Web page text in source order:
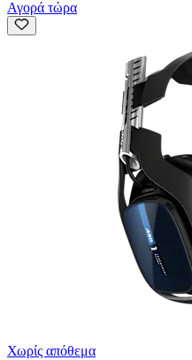
Αγορά τώρα
Χωρίς απόθεμα